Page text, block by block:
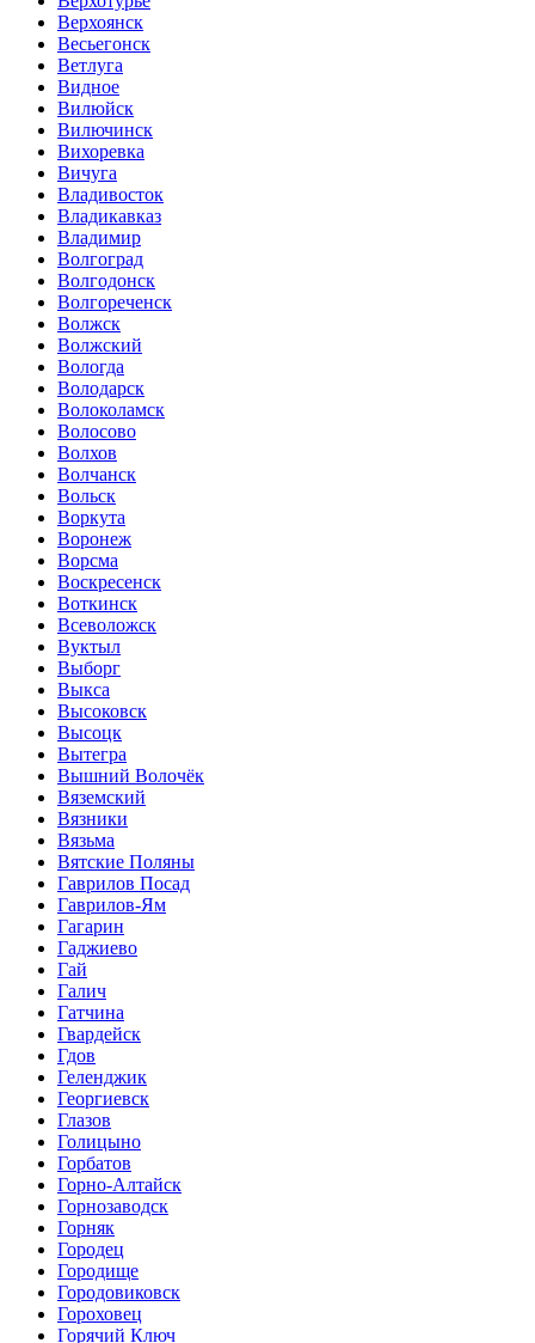
Верхоянск
Весьегонск
Ветлуга
Видное
Вилюйск
Вилючинск
Вихоревка
Вичуга
Владивосток
Владикавказ
Владимир
Волгоград
Волгодонск
Волгореченск
Волжск
Волжский
Вологда
Володарск
Волоколамск
Волосово
Волхов
Волчанск
Вольск
Воркута
Воронеж
Ворсма
Воскресенск
Воткинск
Всеволожск
Вуктыл
Выборг
Выкса
Высоковск
Высоцк
Вытегра
Вышний Волочёк
Вяземский
Вязники
Вязьма
Вятские Поляны
Гаврилов Посад
Гаврилов-Ям
Гагарин
Гаджиево
Гай
Галич
Гатчина
Гвардейск
Гдов
Геленджик
Георгиевск
Глазов
Голицыно
Горбатов
Горно-Алтайск
Горнозаводск
Горняк
Городец
Городище
Городовиковск
Гороховец
Горячий Ключ